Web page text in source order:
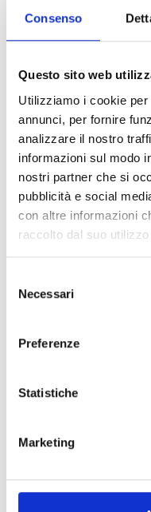
Consenso
Questo sito web
Utilizziamo i cookie
annunci, per fornire
analizzare il nostro
informazioni sul modo
nostri partner che si
pubblicità e social
con altre informazioni
raccolto dal suo
delNecessari
Preferenze
Statistiche
Marketing
Galleria:
Oasi Lipu di
Massaciuccoli,
l’entrata del
parco
Oasi
uno dei
percorsi
Informazioni:
Comune: